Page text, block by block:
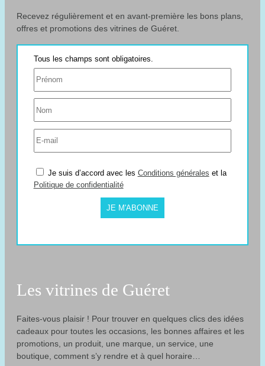
Recevez régulièrement et en avant-première les bons plans,
offres et promotions des vitrines de Guéret.
Je suis d’accord avec les Conditions générales et la
Politique de confidentialité
JE M'ABONNE
Les vitrines de Guéret
Faites-vous plaisir ! Pour trouver en quelques clics des idées
cadeaux pour toutes les occasions, les bonnes affaires et les
promotions, un produit, une marque, un service, une
boutique, comment s’y rendre et à quel horaire…